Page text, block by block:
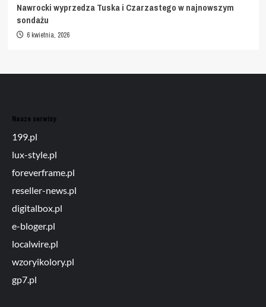
Nawrocki wyprzedza Tuska i Czarzastego w najnowszym
sondażu
6 kwietnia, 2026
Nasze serwisy
199.pl
lux-style.pl
foreverframe.pl
reseller-news.pl
digitalbox.pl
e-bloger.pl
localwire.pl
wzoryikolory.pl
gp7.pl